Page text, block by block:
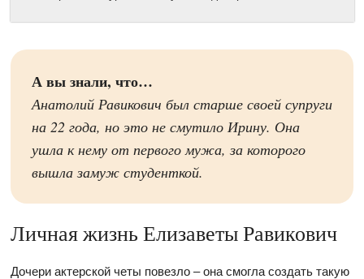
А вы знали, что…
Анатолий Равикович был старше своей супруги
на 22 года, но это не смутило Ирину. Она
ушла к нему от первого мужа, за которого
вышла замуж студенткой.
Личная жизнь Елизаветы Равикович
Дочери актерской четы повезло – она смогла создать такую